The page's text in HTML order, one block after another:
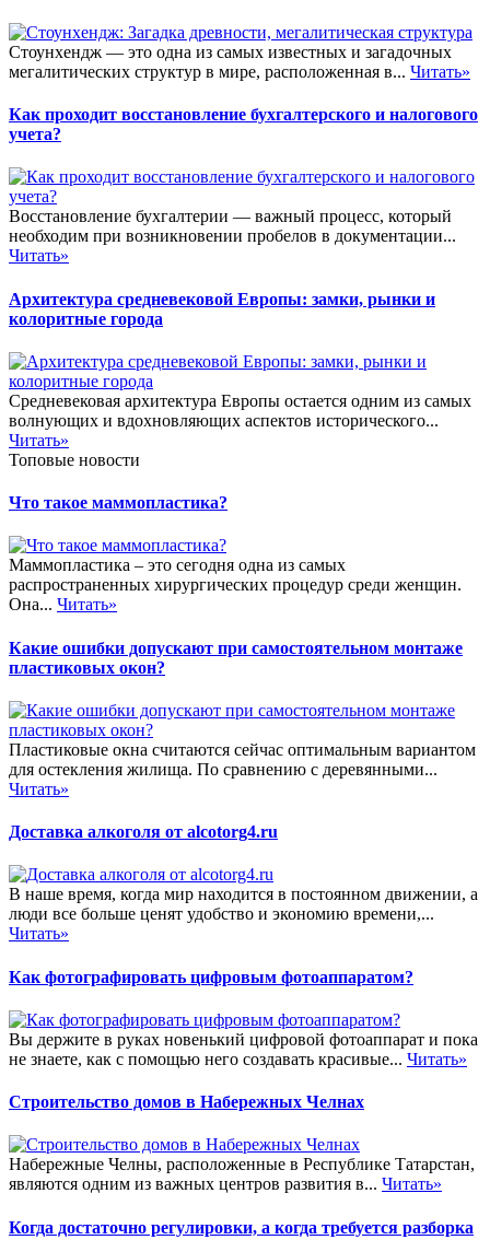
Стоунхендж — это одна из самых известных и загадочных
мегалитических структур в мире, расположенная в... Читать»
Как проходит восстановление бухгалтерского и налогового
учета?
Восстановление бухгалтерии — важный процесс, который
необходим при возникновении пробелов в документации...
Читать»
Архитектура средневековой Европы: замки, рынки и
колоритные города
Средневековая архитектура Европы остается одним из самых
волнующих и вдохновляющих аспектов исторического...
Читать»
Топовые новости
Что такое маммопластика?
Маммопластика – это сегодня одна из самых
распространенных хирургических процедур среди женщин.
Она... Читать»
Какие ошибки допускают при самостоятельном монтаже
пластиковых окон?
Пластиковые окна считаются сейчас оптимальным вариантом
для остекления жилища. По сравнению с деревянными...
Читать»
Доставка алкоголя от alcotorg4.ru
В наше время, когда мир находится в постоянном движении, а
люди все больше ценят удобство и экономию времени,...
Читать»
Как фотографировать цифровым фотоаппаратом?
Вы держите в руках новенький цифровой фотоаппарат и пока
не знаете, как с помощью него создавать красивые... Читать»
Строительство домов в Набережных Челнах
Набережные Челны, расположенные в Республике Татарстан,
являются одним из важных центров развития в... Читать»
Когда достаточно регулировки, а когда требуется разборка